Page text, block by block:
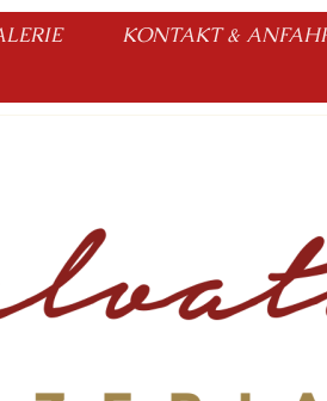
KONTAKT &
- Sonntag
// 18:00 -